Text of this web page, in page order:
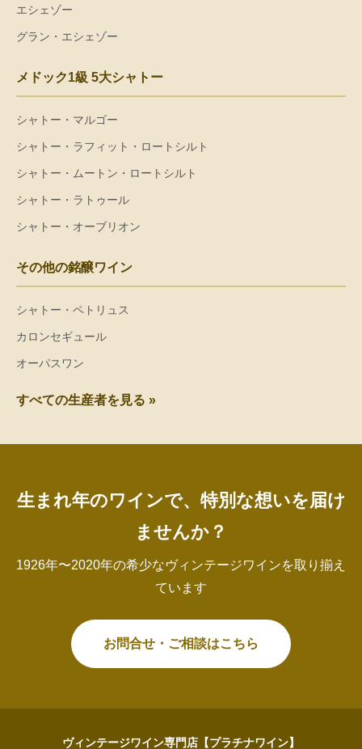
エシェゾー
グラン・エシェゾー
メドック1級 5大シャトー
シャトー・マルゴー
シャトー・ラフィット・ロートシルト
シャトー・ムートン・ロートシルト
シャトー・ラトゥール
シャトー・オーブリオン
その他の銘醸ワイン
シャトー・ペトリュス
カロンセギュール
オーパスワン
すべての生産者を見る »
生まれ年のワインで、特別な想いを届け
ませんか？
1926年〜2020年の希少なヴィンテージワインを取り揃え
ています
お問合せ・ご相談はこちら
ヴィンテージワイン専門店【プラチナワイン】